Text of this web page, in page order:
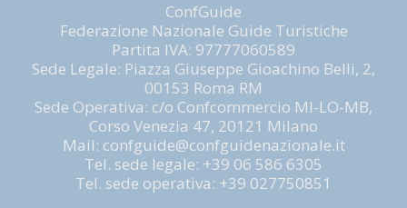
ConfGuide
Federazione Nazionale Guide Turistiche
Partita IVA: 97777060589
Sede Legale: Piazza Giuseppe Gioachino Belli, 2,
00153 Roma RM
Sede Operativa: c/o Confcommercio MI-LO-MB,
Corso Venezia 47, 20121 Milano
Mail: confguide@confguidenazionale.it
Tel. sede legale: +39 06 586 6305
Tel. sede operativa: +39 027750851